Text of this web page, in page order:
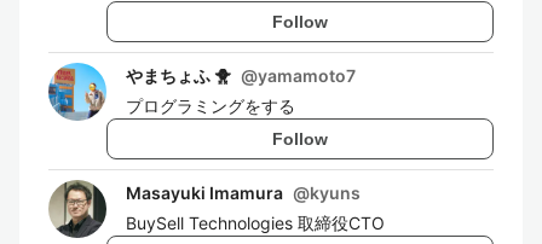
Follow
やまちょふ 🐥 @yamamoto7
プログラミングをする
Follow
Masayuki Imamura @kyuns
BuySell Technologies 取締役CTO